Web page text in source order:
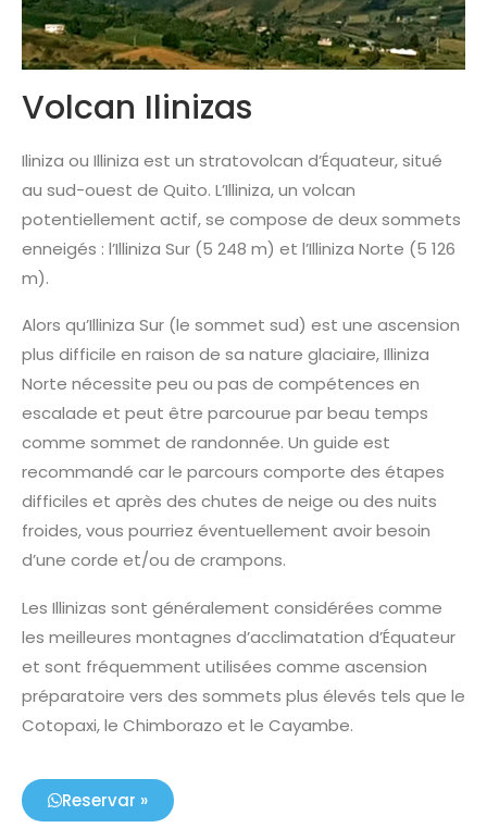
Volcan Ilinizas
Iliniza ou Illiniza est un stratovolcan d’Équateur, situé
au sud-ouest de Quito. L’Illiniza, un volcan
potentiellement actif, se compose de deux sommets
enneigés : l’Illiniza Sur (5 248 m) et l’Illiniza Norte (5 126
m).
Alors qu’Illiniza Sur (le sommet sud) est une ascension
plus difficile en raison de sa nature glaciaire, Illiniza
Norte nécessite peu ou pas de compétences en
escalade et peut être parcourue par beau temps
comme sommet de randonnée. Un guide est
recommandé car le parcours comporte des étapes
difficiles et après des chutes de neige ou des nuits
froides, vous pourriez éventuellement avoir besoin
d’une corde et/ou de crampons.
Les Illinizas sont généralement considérées comme
les meilleures montagnes d’acclimatation d’Équateur
et sont fréquemment utilisées comme ascension
préparatoire vers des sommets plus élevés tels que le
Cotopaxi, le Chimborazo et le Cayambe.
Reservar »